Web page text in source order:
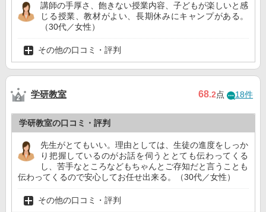
講師の手厚さ、飽きない授業内容、子どもが楽しいと感
じる授業、教材がよい、長期休みにキャンプがある。
（30代／女性）
その他の口コミ・評判
学研教室 68.2点 18件
学研教室の口コミ・評判
先生がとてもいい。理由としては、生徒の進度をしっか
り把握しているのがお話を伺うととても伝わってくる
し、苦手なところなどもちゃんとご存知だと言うことも
伝わってくるので安心してお任せ出来る。（30代／女性）
その他の口コミ・評判